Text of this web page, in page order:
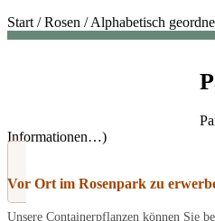
Start /Rosen /Alphabetisch
Informationen…)
Vor Ort im Rosenpark zu
Unsere Containerpflanzen können Sie